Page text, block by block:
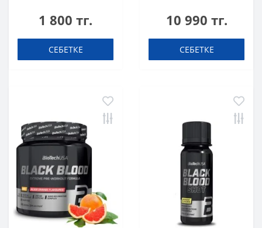
Grapefruit 25ml
1 800 тг.
СЕБЕТКЕ
капсула
10 990 тг.
СЕБЕТКЕ